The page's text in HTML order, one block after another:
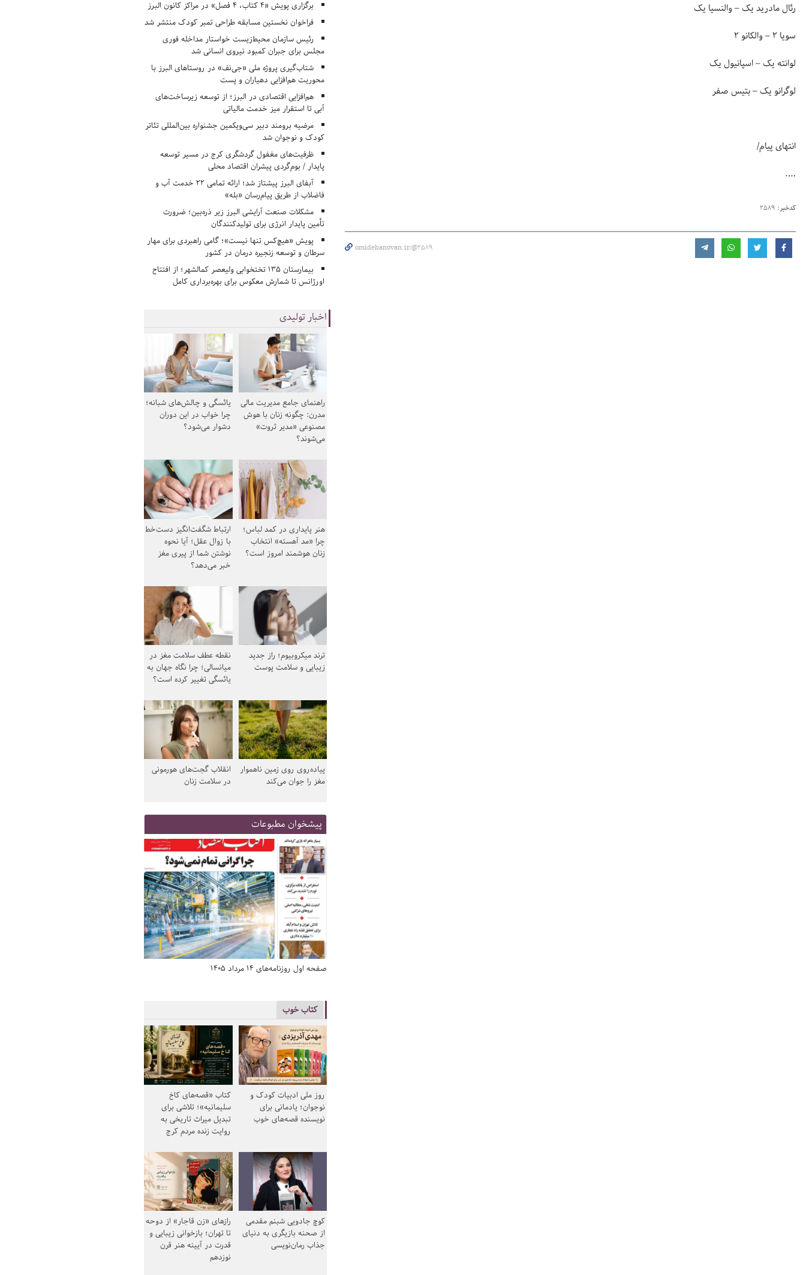
رئال مادرید یک – والنسیا یک
سویا ۲ – والکانو ۲
لوانته یک – اسپانیول یک
لوگرانو یک – بتیس صفر
انتهای پیام/
….
کدخبر: 2589
omidebanovan.ir/@2589
برگزاری پویش «۴ کتاب، ۴ فصل» در مراکز کانون البرز
فراخوان نخستین مسابقه طراحی تمبر کودک منتشر شد
رئیس سازمان محیط‌زیست خواستار مداخله فوری
مجلس برای جبران کمبود نیروی انسانی شد
شتاب‌گیری پروژه ملی «جی‌نف» در روستاهای البرز با
محوریت هم‌افزایی دهیاران و پست
هم‌افزایی اقتصادی در البرز؛ از توسعه زیرساخت‌های
آبی تا استقرار میز خدمت مالیاتی
مرضیه برومند دبیر سی‌ویکمین جشنواره بین‌المللی تئاتر
کودک و نوجوان شد
ظرفیت‌های مغفول گردشگری کرج در مسیر توسعه
پایدار / بوم‌گردی پیشران اقتصاد محلی
آبفای البرز پیشتاز شد؛ ارائه تمامی ۲۲ خدمت آب و
فاضلاب از طریق پیام‌رسان «بله»
مشکلات صنعت آرایشی البرز زیر ذره‌بین؛ ضرورت
تأمین پایدار انرژی برای تولیدکنندگان
پویش «هیچ‌کس تنها نیست»؛ گامی راهبردی برای مهار
سرطان و توسعه زنجیره درمان در کشور
بیمارستان ۱۳۵ تختخوابی ولیعصر کمالشهر؛ از افتتاح
اورژانس تا شمارش معکوس برای بهره‌برداری کامل
اخبار تولیدی
راهنمای جامع مدیریت مالی
مدرن: چگونه زنان با هوش
مصنوعی «مدیر ثروت»
می‌شوند؟
یائسگی و چالش‌های شبانه؛
چرا خواب در این دوران
دشوار می‌شود؟
هنر پایداری در کمد لباس؛
چرا «مد آهسته» انتخاب
زنان هوشمند امروز است؟
ارتباط شگفت‌انگیز دست‌خط
با زوال عقل؛ آیا نحوه
نوشتن شما از پیری مغز
خبر می‌دهد؟
ترند میکروبیوم؛ راز جدید
زیبایی و سلامت پوست
نقطه عطف سلامت مغز در
میانسالی؛ چرا نگاه جهان به
یائسگی تغییر کرده است؟
پیاده‌روی روی زمین ناهموار
مغز را جوان می‌کند
انقلاب گجت‌های هورمونی
در سلامت زنان
پیشخوان مطبوعات
صفحه اول روزنامه‌های 14 مرداد 1405
کتاب خوب
روز ملی ادبیات کودک و
نوجوان؛ یادمانی برای
نویسنده قصه‌های خوب
کتاب «قصه‌های کاخ
سلیمانیه»؛ تلاشی برای
تبدیل میراث تاریخی به
روایت زنده مردم کرج
کوچ جادویی شبنم مقدمی
از صحنه بازیگری به دنیای
جذاب رمان‌نویسی
رازهای «زن قاجار» از دوحه
تا تهران؛ بازخوانی زیبایی و
قدرت در آیینه هنر قرن
نوزدهم